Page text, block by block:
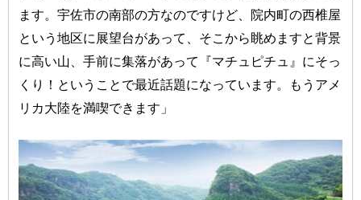
ます。宇佐市の南部の方なのですけど、院内町の西椎屋
という地区に展望台があって、そこから眺めますと背景
に高い山、手前に集落があって『マチュピチュ』にそっ
くり！ということで最近話題になっています。もうアメ
リカ大陸を満喫できます」